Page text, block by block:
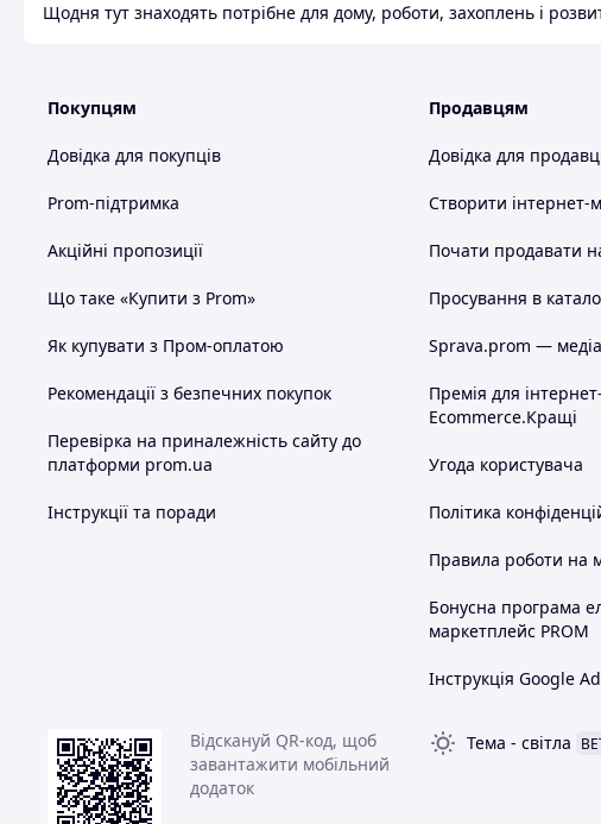
Щодня тут знаходять потрібне для дому, роботи, захоплень і
Покупцям
Довідка для покупців
Prom-підтримка
Акційні пропозиції
Що таке «Купити з Prom»
Як купувати з Пром-оплатою
Рекомендації з безпечних покупок
Перевірка на приналежність сайту до
платформи prom.ua
Інструкції та поради
Продавцям
Довідка для
Створити інтернет-
Почати продавати
Просування в
Sprava.prom —
Премія для
Ecommerce.Кращі
Угода користувача
Політика
Правила роботи на
Бонусна програма
маркетплейс PROM
Інструкція Google
Відскануй QR-код, щоб
завантажити мобільний
додаток
Тема - світла